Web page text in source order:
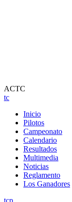
ACTC
tc
Inicio
Pilotos
Campeonato
Calendario
Resultados
Multimedia
Noticias
Reglamento
Los Ganadores